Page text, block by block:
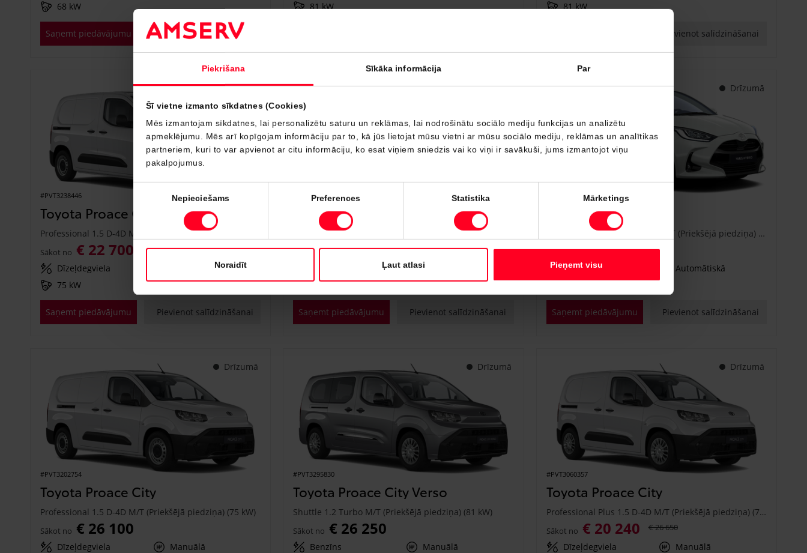
Piekrišana Sīkāka informācija Par
Šī vietne izmanto sīkdatnes (Cookies)
Mēs izmantojam sīkdatnes, lai personalizētu saturu un reklāmas, lai nodrošinātu sociālo mediju funkcijas un analizētu
apmeklējumu. Mēs arī kopīgojam informāciju par to, kā jūs lietojat mūsu vietni ar mūsu sociālo mediju, reklāmas un analītikas
partneriem, kuri to var apvienot ar citu informāciju, ko esat viņiem sniedzis vai ko viņi ir savākuši, jums izmantojot viņu
pakalpojumus.
Piekrišanas
Nepieciešams Preferences Statistika Mārketings
Noraidīt Ļaut atlasi Pieņemt visu
68 kW
Saņemt piedāvājumu Pievienot salīdzināšanai
81 kW
81 kW
Pievienot salīdzināšanai
Drīzumā
#PVT3238446
Toyota Proace City
Professional 1.5 D-4D M/T (Priekšējā piedziņa) (75 kW)
Sākot no € 22 700 € 25 150
Dīzeļdegviela
75 kW
Saņemt piedāvājumu Pievienot salīdzināšanai
Drīzumā
#PVT3295748
Toyota Proace City Verso
Shuttle 1.2 Turbo M/T (Priekšējā piedziņa) (81 kW)
Sākot no € 25 400
Manuālā
81 kW
Saņemt piedāvājumu Pievienot salīdzināšanai
Drīzumā
#CA86778840
Toyota Yaris
Active Plus 1.5 Hybrid 115 e-CVT (Priekšējā piedziņa) (68 kW)
Sākot no € 25 600
Benzīna hibrīds
Automātiskā
Saņemt piedāvājumu Pievienot salīdzināšanai
Drīzumā
#PVT3202754
Toyota Proace City
Professional 1.5 D-4D M/T (Priekšējā piedziņa) (75 kW)
Sākot no € 26 100
Dīzeļdegviela
Manuālā
Drīzumā
#PVT3295830
Toyota Proace City Verso
Shuttle 1.2 Turbo M/T (Priekšējā piedziņa) (81 kW)
Sākot no € 26 250
Benzīns
Manuālā
Drīzumā
#PVT3060357
Toyota Proace City
Professional Plus 1.5 D-4D M/T (Priekšējā piedziņa) (75 kW)
Sākot no € 20 240 € 26 650
Dīzeļdegviela
Manuālā